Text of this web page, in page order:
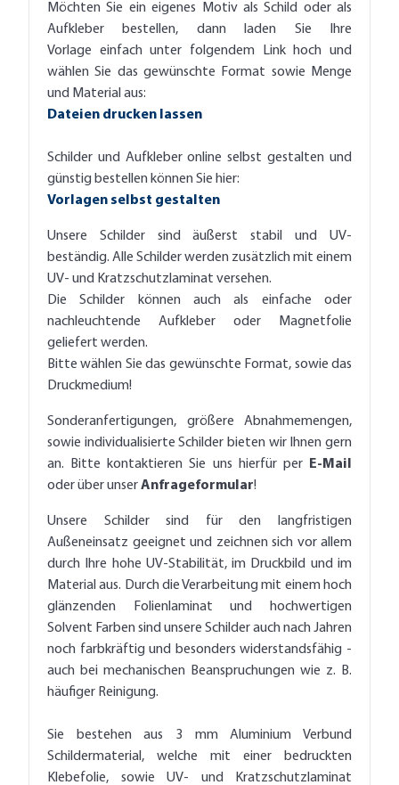
Möchten Sie ein eigenes Motiv als Schild oder als
Aufkleber bestellen, dann laden Sie Ihre
Vorlage einfach unter folgendem Link hoch und
wählen Sie das gewünschte Format sowie Menge
und Material aus:
Dateien drucken lassen
Schilder und Aufkleber online selbst gestalten und
günstig bestellen können Sie hier:
Vorlagen selbst gestalten
Unsere Schilder sind äußerst stabil und UV-
beständig. Alle Schilder werden zusätzlich mit einem
UV- und Kratzschutzlaminat versehen.
Die Schilder können auch als einfache oder
nachleuchtende Aufkleber oder Magnetfolie
geliefert werden.
Bitte wählen Sie das gewünschte Format, sowie das
Druckmedium!
Sonderanfertigungen, größere Abnahmemengen,
sowie individualisierte Schilder bieten wir Ihnen gern
an. Bitte kontaktieren Sie uns hierfür per
E-Mail
oder über unserAnfrageformular!
Unsere Schilder sind für den langfristigen
Außeneinsatz geeignet und zeichnen sich vor allem
durch Ihre hohe UV-Stabilität, im Druckbild und im
Material aus. Durch die Verarbeitung mit einem hoch
glänzenden Folienlaminat und hochwertigen
Solvent Farben sind unsere Schilder auch nach Jahren
noch farbkräftig und besonders widerstandsfähig -
auch bei mechanischen Beanspruchungen wie z. B.
häufiger Reinigung.
Sie bestehen aus 3 mm Aluminium Verbund
Schildermaterial, welche mit einer bedruckten
Klebefolie, sowie UV- und Kratzschutzlaminat